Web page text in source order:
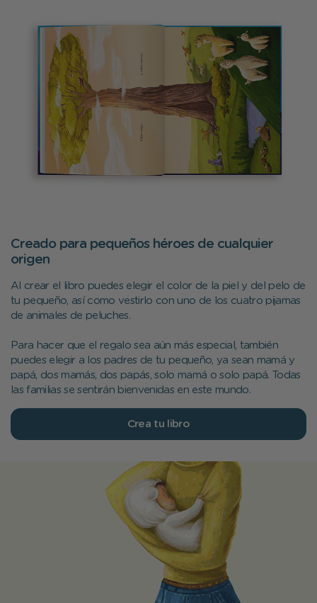
Creado para pequeños héroes de cualquier
origen
Al crear el libro puedes elegir el color de la piel y del pelo de
tu pequeño, así como vestirlo con uno de los cuatro pijamas
de animales de peluches.
Para hacer que el regalo sea aún más especial, también
puedes elegir a los padres de tu pequeño, ya sean mamá y
papá, dos mamás, dos papás, solo mamá o solo papá. Todas
las familias se sentirán bienvenidas en este mundo.
Crea tu libro